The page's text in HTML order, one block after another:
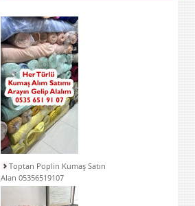
Toptan Poplin Kumaş Satın
Alan 05356519107